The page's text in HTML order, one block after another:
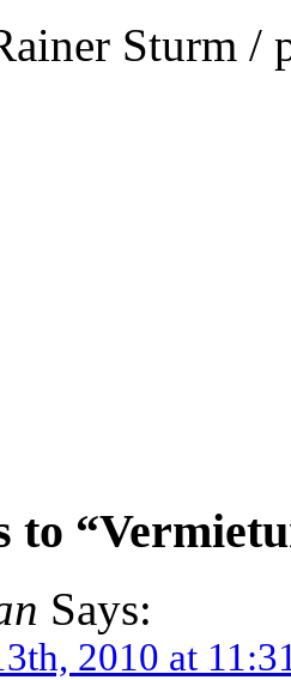
Sturm /
to
Says:
2010 at